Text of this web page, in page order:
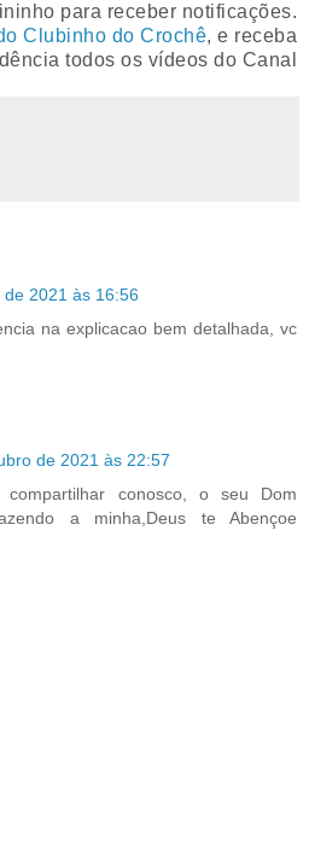
para receber notificações.
Clubinho do Crochê, e receba
todos os vídeos do Canal
2021 às 16:56
na explicacao bem detalhada, vc
de 2021 às 22:57
conosco, o seu Dom
a minha,Deus te Abençoe